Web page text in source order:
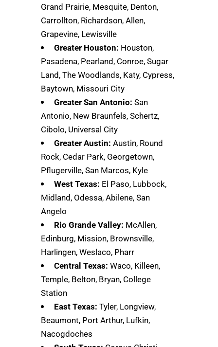
Grand Prairie, Mesquite, Denton,
Carrollton, Richardson, Allen,
Grapevine, Lewisville
Greater Houston: Houston,
Pasadena, Pearland, Conroe, Sugar
Land, The Woodlands, Katy, Cypress,
Baytown, Missouri City
Greater San Antonio: San
Antonio, New Braunfels, Schertz,
Cibolo, Universal City
Greater Austin: Austin, Round
Rock, Cedar Park, Georgetown,
Pflugerville, San Marcos, Kyle
West Texas: El Paso, Lubbock,
Midland, Odessa, Abilene, San
Angelo
Rio Grande Valley: McAllen,
Edinburg, Mission, Brownsville,
Harlingen, Weslaco, Pharr
Central Texas: Waco, Killeen,
Temple, Belton, Bryan, College
Station
East Texas: Tyler, Longview,
Beaumont, Port Arthur, Lufkin,
Nacogdoches